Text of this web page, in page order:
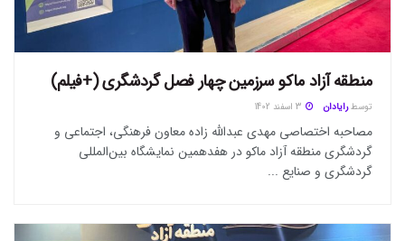
منطقه آزاد ماکو سرزمین چهار فصل گردشگری (+فیلم)
توسط رایادان
مصاحبه اختصاصی مهدی عبدالله زاده معاون فرهنگی، اجتماعی و
گردشگری منطقه آزاد ماکو در هفدهمین نمایشگاه بین‌المللی
گردشگری و صنایع ...